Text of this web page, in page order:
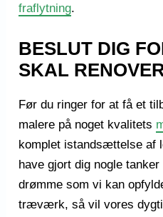
fraflytning.
BESLUT DIG
SKAL
Før du ringer for at få et
malere på noget kvalitets
komplet istandsættelse af
have gjort dig nogle
drømme som vi kan
træværk, så vil vores